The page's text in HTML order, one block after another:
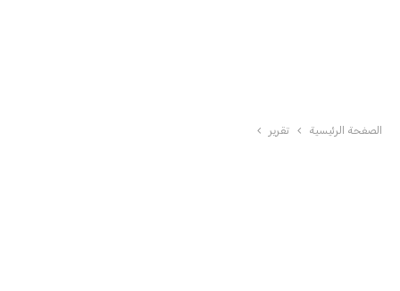
الصفحة الرئيسية تقرير